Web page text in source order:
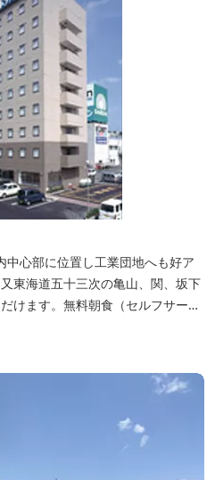
中心部に位置し工業団地へも好ア
東海道五十三次の亀山、関、坂下
けます。無料朝食（セルフサービ
機能ホテルです。